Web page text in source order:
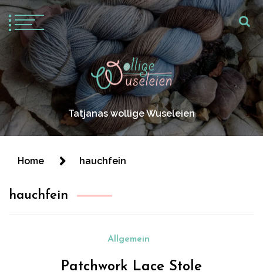
Tatjanas wollige Wuseleien
Home hauchfein
hauchfein
Allgemein
Patchwork Lace Stole